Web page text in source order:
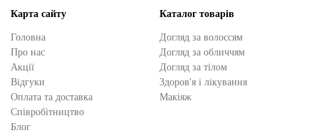
Карта сайту
Головна
Про нас
Акції
Відгуки
Оплата та доставка
Cпівробітництво
Блог
Каталог товарів
Догляд за волоссям
Догляд за обличчям
Догляд за тілом
Здоров'я і лікування
Макіяж